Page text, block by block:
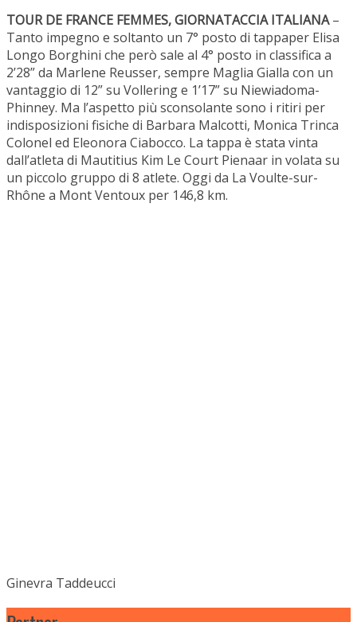
TOUR DE FRANCE FEMMES, GIORNATACCIA ITALIANA–
Tanto impegno e soltanto un 7° posto di tappaper Elisa
Longo Borghini che però sale al 4° posto in classifica a
2’28” da Marlene Reusser, sempre Maglia Gialla con un
vantaggio di 12” su Vollering e 1’17” su Niewiadoma-
Phinney. Ma l’aspetto più sconsolante sono i ritiri per
indisposizioni fisiche di Barbara Malcotti, Monica Trinca
Colonel ed Eleonora Ciabocco. La tappa è stata vinta
dall’atleta di Mautitius Kim Le Court Pienaar in volata su
un piccolo gruppo di 8 atlete. Oggi da La Voulte-sur-
Rhône a Mont Ventoux per 146,8 km.
Ginevra Taddeucci